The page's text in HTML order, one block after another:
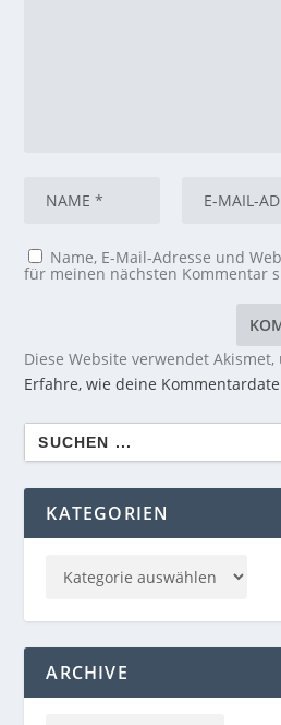
Name, E-Mail-Adresse und
für meinen nächsten Kommentar
Diese Website verwendet
Erfahre, wie deine
Search
for:
KATEGORIEN
ARCHIVE